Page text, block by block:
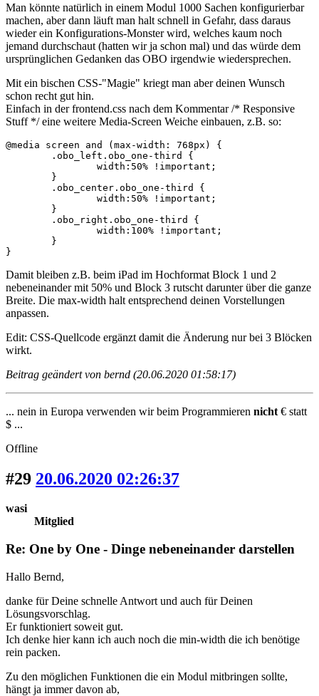
Man könnte natürlich in einem Modul 1000 Sachen konfigurierbar
machen, aber dann läuft man halt schnell in Gefahr, dass daraus
wieder ein Konfigurations-Monster wird, welches kaum noch
jemand durchschaut (hatten wir ja schon mal) und das würde dem
ursprünglichen Gedanken das OBO irgendwie wiedersprechen.
Mit ein bischen CSS-"Magie" kriegt man aber deinen Wunsch
schon recht gut hin.
Einfach in der frontend.css nach dem Kommentar /* Responsive
Stuff */ eine weitere Media-Screen Weiche einbauen, z.B. so:
@media screen and (max-width: 768px) {
}
Damit bleiben z.B. beim iPad im Hochformat Block 1 und 2
nebeneinander mit 50% und Block 3 rutscht darunter über die ganze
Breite. Die max-width halt entsprechend deinen Vorstellungen
anpassen.
Edit: CSS-Quellcode ergänzt damit die Änderung nur bei 3 Blöcken
wirkt.
Beitrag geändert von bernd (20.06.2020 01:58:17)
... nein in Europa verwenden wir beim Programmieren nicht € statt
$ ...
Offline
#29 20.06.2020 02:26:37
wasi
Mitglied
Re: One by One - Dinge nebeneinander darstellen
Hallo Bernd,
danke für Deine schnelle Antwort und auch für Deinen
Lösungsvorschlag.
Er funktioniert soweit gut.
Ich denke hier kann ich auch noch die min-width die ich benötige
rein packen.
Zu den möglichen Funktionen die ein Modul mitbringen sollte,
hängt ja immer davon ab,